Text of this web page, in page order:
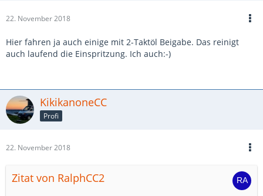
22. November 2018
Hier fahren ja auch einige mit 2-Taktöl Beigabe. Das reinigt
auch laufend die Einspritzung. Ich auch:-)
KikikanoneCC
Profi
22. November 2018
Zitat von RalphCC2